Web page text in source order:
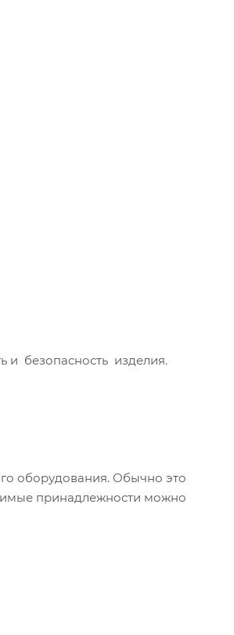
и безопасность изделия.
оборудования. Обычно это
принадлежности можно